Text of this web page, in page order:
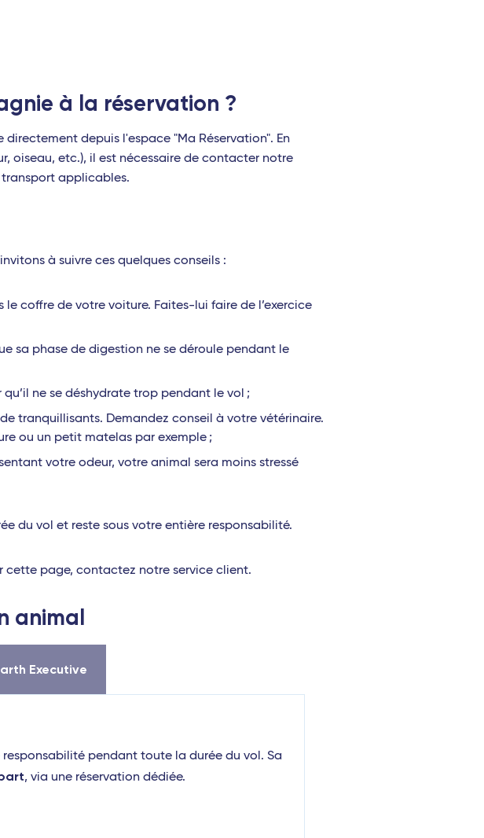
à la réservation ?
depuis l'espace "Ma Réservation". En
oiseau, etc.), il est nécessaire de contacter notre
applicables.
à suivre ces quelques conseils :
coffre de votre voiture. Faites-lui faire de l’exercice
sa phase de digestion ne se déroule pendant le
ne se déshydrate trop pendant le vol ;
tranquillisants. Demandez conseil à votre vétérinaire.
ou un petit matelas par exemple ;
votre odeur, votre animal sera moins stressé
du vol et reste sous votre entière responsabilité.
cette page, contactez notre service client.
animal
Executive
responsabilité pendant toute la durée du vol. Sa
, via une réservation dédiée.